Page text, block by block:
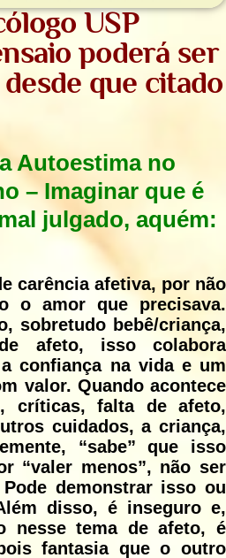
USP
poderá ser
que citado
Autoestima no
–Imaginar que é
julgado, aquém:
carência afetiva, por não
o amor que precisava.
sobretudo bebê/criança,
afeto, isso colabora
confiança na vida e um
valor. Quando acontece
críticas, falta de afeto,
cuidados, a criança,
“sabe” que isso
“valer menos”, não ser
Pode demonstrar isso ou
disso, é inseguro e,
nesse tema de afeto, é
fantasia que o outro